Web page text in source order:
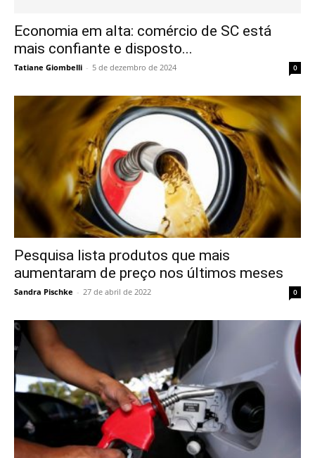
Economia em alta: comércio de SC está
mais confiante e disposto...
Tatiane Giombelli - 5 de dezembro de 2024 0
Pesquisa lista produtos que mais
aumentaram de preço nos últimos meses
Sandra Pischke - 27 de abril de 2022 0